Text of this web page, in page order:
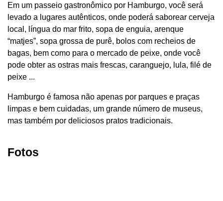
Em um passeio gastronômico por Hamburgo, você será
levado a lugares autênticos, onde poderá saborear cerveja
local, língua do mar frito, sopa de enguia, arenque
“matjes”, sopa grossa de purê, bolos com recheios de
bagas, bem como para o mercado de peixe, onde você
pode obter as ostras mais frescas, caranguejo, lula, filé de
peixe ...
Hamburgo é famosa não apenas por parques e praças
limpas e bem cuidadas, um grande número de museus,
mas também por deliciosos pratos tradicionais.
Fotos